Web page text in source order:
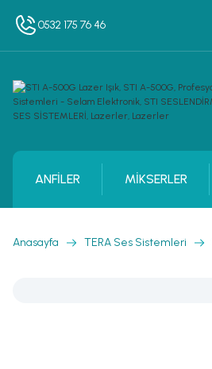
0532 175 76 46
ANFİLER MİKSERLER
Anasayfa TERA Ses Sistemleri